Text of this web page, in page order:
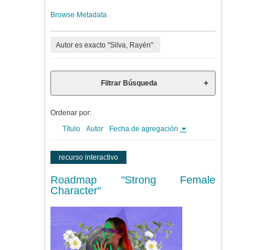
Browse Metadata
Autor es exacto "Silva, Rayén"
Filtrar Búsqueda
Ordenar por:
Título
Autor Fecha de agregación
recurso interactivo
Roadmap "Strong Female
Character"